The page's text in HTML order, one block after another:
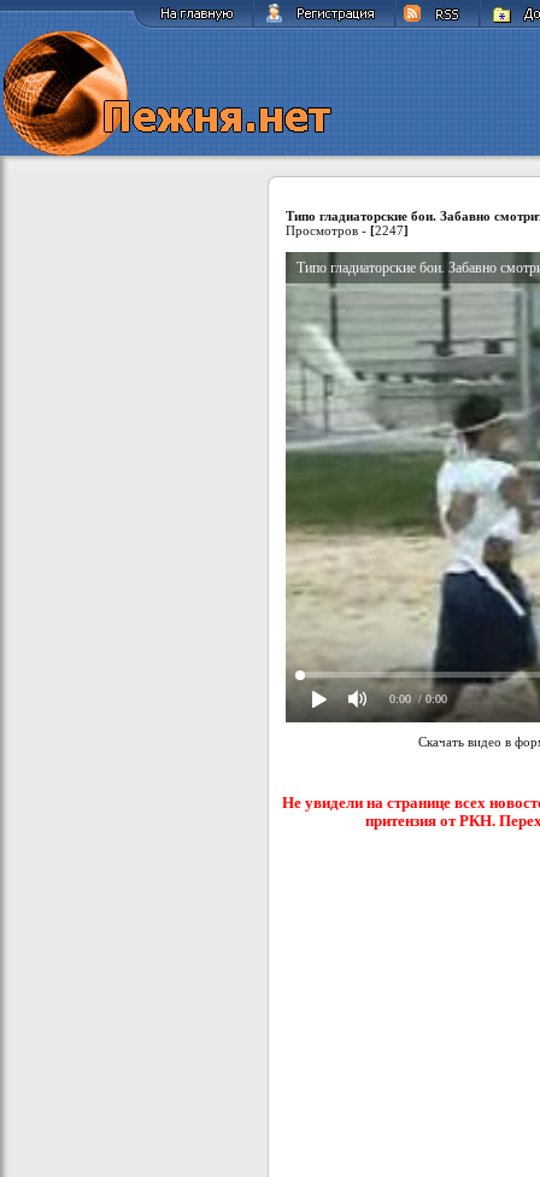
Типо гладиаторские бои. Забавно
Просмотров - [2247]
Типо гладиаторские бои. Забавно
0:00 / 0:00
Скачать видео в
Не увидели на странице всех
притензия от РКН.